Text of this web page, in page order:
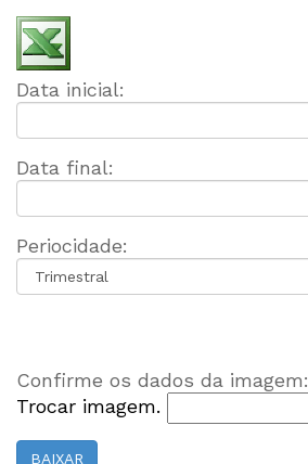
Data inicial:
Data final:
Periocidade:
Confirme os dados da imagem:
Trocar imagem.